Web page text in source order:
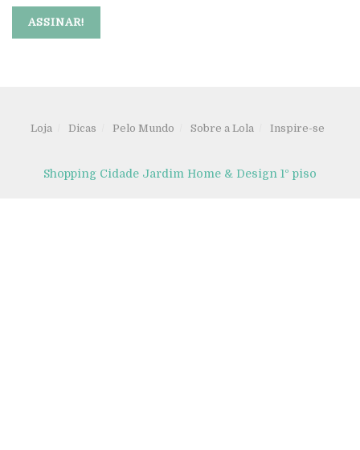
Loja Dicas Pelo Mundo Sobre a Lola Inspire-se
Shopping Cidade Jardim Home & Design 1º piso